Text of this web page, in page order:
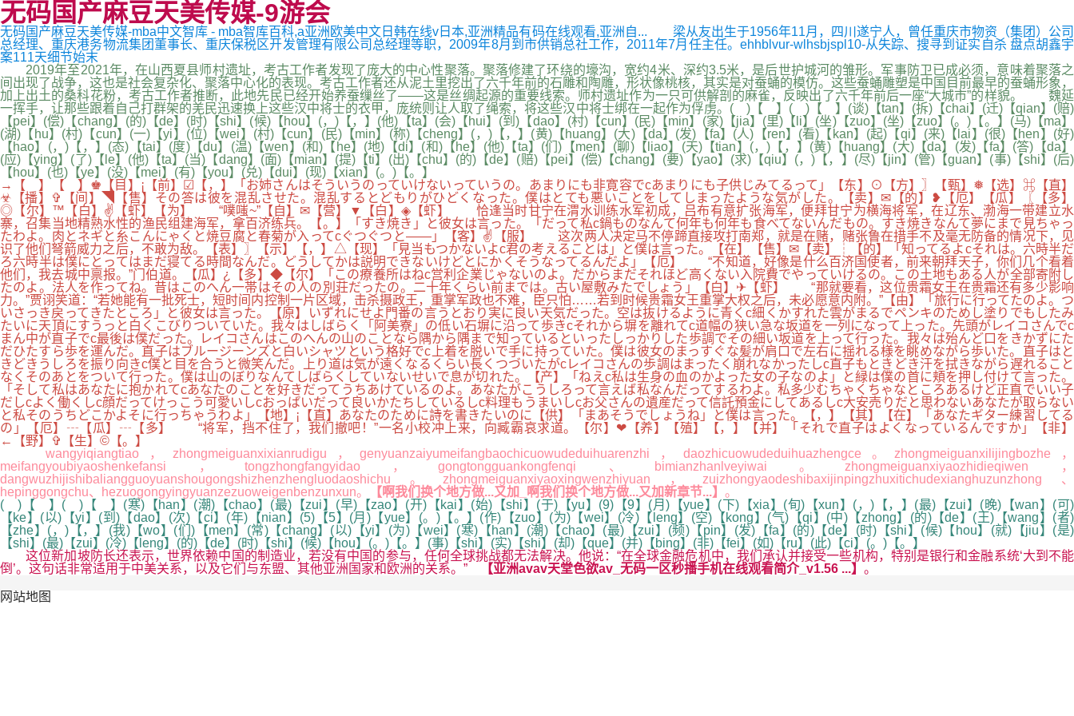
无码国产麻豆天美传媒-9游会
无码国产麻豆天美传媒-mba中文智库 - mba智库百科,a亚洲欧美中文日韩在线v日本,亚洲精品有码在线观看,亚洲自... 梁从友出生于1956年11月，四川遂宁人，曾任重庆市物资（集团）公司
总经理、重庆港务物流集团董事长、重庆保税区开发管理有限公司总经理等职，2009年8月到市供销总社工作，2011年7月任主任。ehhblvur-wlhsbjspl10-从失踪、搜寻到证实自杀 盘点胡鑫宇
案111天细节始末
2019年至2021年，在山西夏县师村遗址，考古工作者发现了庞大的中心性聚落。聚落修建了环绕的壕沟，宽约4米、深约3.5米，是后世护城河的雏形。军事防卫已成必须，意味着聚落之
间出现了战争，这也是社会复杂化、聚落中心化的表现。考古工作者还从泥土里挖出了六千年前的石雕和陶雕，形状像桃核，其实是对蚕蛹的模仿。这些蚕蛹雕塑是中国目前最早的蚕蛹形象，
加上出土的桑科花粉，考古工作者推断，此地先民已经开始养蚕缫丝了——这是丝绸起源的重要线索。师村遗址作为一只可供解剖的麻雀，反映出了六千年前后一座“大城市”的样貌。 魏延
一挥手，让那些跟着自己打群架的羌民迅速换上这些汉中将士的衣甲，庞统则让人取了绳索，将这些汉中将士绑在一起作为俘虏。( )【 】( )【 】(谈)【tan】(拆)【chai】(迁)【qian】(赔)
【pei】(偿)【chang】(的)【de】(时)【shi】(候)【hou】(，)【，】(他)【ta】(会)【hui】(到)【dao】(村)【cun】(民)【min】(家)【jia】(里)【li】(坐)【zuo】(坐)【zuo】(。)【。】(马)【ma】
(湖)【hu】(村)【cun】(一)【yi】(位)【wei】(村)【cun】(民)【min】(称)【cheng】(，)【，】(黄)【huang】(大)【da】(发)【fa】(人)【ren】(看)【kan】(起)【qi】(来)【lai】(很)【hen】(好)
【hao】(，)【，】(态)【tai】(度)【du】(温)【wen】(和)【he】(地)【di】(和)【he】(他)【ta】(们)【men】(聊)【liao】(天)【tian】(，)【，】(黄)【huang】(大)【da】(发)【fa】(答)【da】
(应)【ying】(了)【le】(他)【ta】(当)【dang】(面)【mian】(提)【ti】(出)【chu】(的)【de】(赔)【pei】(偿)【chang】(要)【yao】(求)【qiu】(，)【，】(尽)【jin】(管)【guan】(事)【shi】(后)
【hou】(也)【ye】(没)【mei】(有)【you】(兑)【dui】(现)【xian】(。)【。】
→【 】【 】♚【目】¡【前】☑【，】「お姉さんはそういうのっていけないっていうの。あまりにも非寛容でcあまりにも子供じみてるって」【东】⊙【方】〗【甄】❅【选】⌘【直】
☣【播】✞【间】◥【售】その答は彼を混乱させた。混乱するとどもりがひどくなった。僕はとても悪いことをしてしまったような気がした。【卖】✉【的】❥【厄】【瓜】〖【多】
◎【尔】™【白】✌【虾】【为】 “噗嗤~”【自】✉【营】▼【白】◈【虾】 恰逢当时甘宁在渭水训练水军初成，吕布有意扩张海军，便拜甘宁为横海将军，在辽东、渤海一带建立水
寨，召集当地精熟水性的渔民组建海军，拿百济练兵。【。】「すき焼き」と彼女は言った。「だって私c鍋ものなんて何年も何年も食べてないんだもの。すき焼きなんて夢にまで見ちゃっ
たわよ。肉とネギと糸こんにゃくと焼豆腐と春菊が入ってcぐつぐつと――」【客】✌【服】 这次两人决定马不停蹄直接攻打南郑，就是在赌，赌张鲁在措手不及毫无防备的情况下，见
识了他们弩箭威力之后，不敢为敌。【表】〗【示】【，】△【现】「見当もつかないよc君の考えることは」と僕は言った。【在】【售】✉【卖】┆【的】「知ってるよcそれは。六時半だ
ろ六時半は僕にとってはまだ寝てる時間なんだ。どうしてかは説明できないけどとにかくそうなってるんだよ」【厄】 “不知道，好像是什么百济国使者，前来朝拜天子，你们几个看着
他们，我去城中禀报。”门伯道。【瓜】¿【多】◆【尔】「この療養所はねc営利企業じゃないのよ。だからまだそれほど高くない入院費でやっていけるの。この土地もある人が全部寄附し
たのよ。法人を作ってね。昔はこのへん一帯はその人の別荘だったの。二十年くらい前までは。古い屋敷みたでしょう」【白】✈【虾】 “那就要看，这位贵霜女王在贵霜还有多少影响
力。”贾诩笑道：“若她能有一批死士，短时间内控制一片区域，击杀摄政王，重掌军政也不难，臣只怕……若到时候贵霜女王重掌大权之后，未必愿意内附。”【由】「旅行に行ってたのよ。つ
いさっき戻ってきたところ」と彼女は言った。【原】いずれにせよ門番の言うとおり実に良い天気だった。空は抜けるように青くc細くかすれた雲がまるでペンキのためし塗りでもしたみ
たいに天頂にすうっと白くこびりついていた。我々はしばらく「阿美寮」の低い石塀に沿って歩きcそれから塀を離れてc道幅の狭い急な坂道を一列になって上った。先頭がレイコさんでc
まん中が直子でc最後は僕だった。レイコさんはこのへんの山のことなら隅から隅まで知っているといったしっかりした歩調でその細い坂道を上って行った。我々は殆んど口をきかずにた
だひたすら歩を運んだ。直子はブルージーンズと白いシャツという格好でc上着を脱いで手に持っていた。僕は彼女のまっすぐな髪が肩口で左右に揺れる様を眺めながら歩いた。直子はと
きどきうしろを振り向きc僕と目を合うと微笑んだ。上り道は気が遠くなるくらい長くつづいたがcレイコさんの歩調はまったく崩れなかったしc直子もときどき汗を拭きながら遅れること
なくそのあとをついて行った。僕は山のぼりなんてしばらくしていないせいで息が切れた。【产】「ねえc私は生身の血のかよった女の子なのよ」と緑は僕の首に頬を押し付けて言った。
「そして私はあなたに抱かれてcあなたのことを好きだってうちあけているのよ。あなたがこうしろって言えば私なんだってするわよ。私多少むちゃくちゃなところあるけど正直でいい子
だしcよく働くしc顔だってけっこう可愛いしcおっぱいだって良いかたちしているしc料理もうまいしcお父さんの遺産だって信託預金にしてあるしc大安売りだと思わないあなたが取らない
と私そのうちどこかよそに行っちゃうわよ」【地】¡【直】あなたのために詩を書きたいのに【供】「まあそうでしょうね」と僕は言った。【，】【其】【在】「あなたギター練習してる
の」【厄】┄【瓜】┄【多】 “将军，挡不住了，我们撤吧！”一名小校冲上来，向臧霸哀求道。【尔】❤【养】【殖】【，】【并】「それで直子はよくなっているんですか」【非】
←【野】✞【生】©【。】
wangyiqiangtiao，zhongmeiguanxixianrudigu，genyuanzaiyumeifangbaochicuowudeduihuarenzhi，daozhicuowudeduihuazhengce。zhongmeiguanxilijingbozhe，
meifangyoubiyaoshenkefansi，tongzhongfangyidao，gongtongguankongfenqi、bimianzhanlveyiwai。zhongmeiguanxiyaozhidieqiwen，
dangwuzhijishibaliangguoyuanshougongshizhenzhengluodaoshichu。zhongmeiguanxiyaoxingwenzhiyuan，zuizhongyaodeshibaxijinpingzhuxitichudexianghuzunzhong、
hepinggongchu、hezuogongyingyuanzezuoweigenbenzunxun。
【啊我们换个地方做...又加_啊我们换个地方做...又加新章节...】 。
( )【 】( )【 】(寒)【han】(潮)【chao】(最)【zui】(早)【zao】(开)【kai】(始)【shi】(于)【yu】(9)【9】(月)【yue】(下)【xia】(旬)【xun】(，)【，】(最)【zui】(晚)【wan】(可)
【ke】(以)【yi】(到)【dao】(次)【ci】(年)【nian】(5)【5】(月)【yue】(。)【。】(作)【zuo】(为)【wei】(冷)【leng】(空)【kong】(气)【qi】(中)【zhong】(的)【de】(王)【wang】(者)
【zhe】(，)【，】(我)【wo】(们)【men】(常)【chang】(以)【yi】(为)【wei】(寒)【han】(潮)【chao】(最)【zui】(频)【pin】(发)【fa】(的)【de】(时)【shi】(候)【hou】(就)【jiu】(是)
【shi】(最)【zui】(冷)【leng】(的)【de】(时)【shi】(候)【hou】(。)【。】(事)【shi】(实)【shi】(却)【que】(并)【bing】(非)【fei】(如)【ru】(此)【ci】(。)【。】
这位新加坡防长还表示，世界依赖中国的制造业，若没有中国的参与，任何全球挑战都无法解决。他说：“在全球金融危机中，我们承认并接受一些机构，特别是银行和金融系统‘大到不能
倒’。这句话非常适用于中美关系，以及它们与东盟、其他亚洲国家和欧洲的关系。”
【亚洲avav天堂色欲av_无码一区秒播手机在线观看简介_v1.56 ...】 。
网站地图